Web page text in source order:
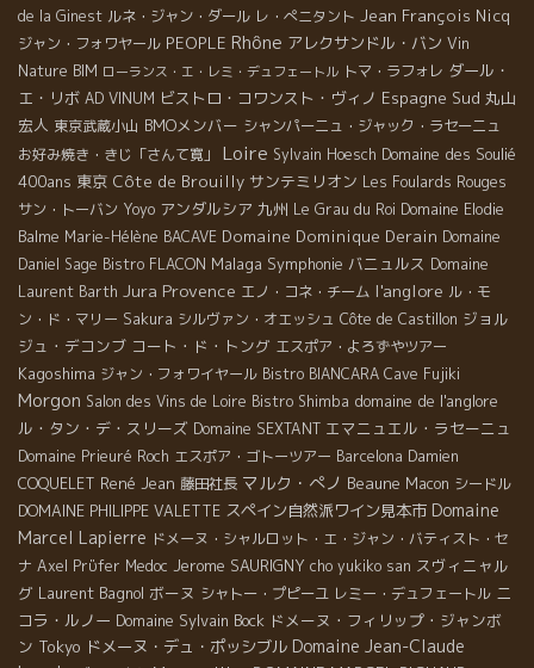
de la Ginest ルネ・ジャン・ダール レ・ぺニタント Jean François Nicq
ジャン・フォワヤール PEOPLE Rhône アレクサンドル・バン Vin
Nature BIM ローランス・エ・レミ・デュフェートル トマ・ラフォレ ダール・
エ・リボ AD VINUM ビストロ・コワンスト・ヴィノ Espagne Sud 丸山
宏人 東京武蔵小山 BMOメンバー シャンパーニュ・ジャック・ラセーニュ
お好み焼き・きじ「さんて寛」
Loire Sylvain Hoesch Domaine des Soulié
400ans 東京 Côte de Brouilly サンテミリオン Les Foulards Rouges
サン・トーバン Yoyo アンダルシア 九州 Le Grau du Roi Domaine Elodie
Balme Marie-Hélène BACAVE Domaine Dominique Derain Domaine
Daniel Sage Bistro FLACON Malaga Symphonie バニュルス Domaine
Laurent Barth Jura Provence エノ・コネ・チーム l'anglore ル・モ
ン・ド・マリー Sakura シルヴァン・オエッシュ Côte de Castillon ジョル
ジュ・デコンブ コート・ド・トング エスポア・よろずやツアー
Kagoshima ジャン・フォワイヤール Bistro BIANCARA Cave Fujiki
Morgon Salon des Vins de Loire Bistro Shimba domaine de l'anglore
ル・タン・デ・スリーズ Domaine SEXTANT エマニュエル・ラセーニュ
Domaine Prieuré Roch エスポア・ゴトーツアー Barcelona Damien
COQUELET René Jean 藤田社長 マルク・ぺノ Beaune Macon シードル
DOMAINE PHILIPPE VALETTE スペイン自然派ワイン見本市 Domaine
Marcel Lapierre ドメーヌ・シャルロット・エ・ジャン・バティスト・セ
ナ Axel Prϋfer Medoc Jerome SAURIGNY cho yukiko san スヴィニャル
グ Laurent Bagnol ボーヌ シャトー・プピーユ レミー・デュフェートル ニ
コラ・ルノー Domaine Sylvain Bock ドメーヌ・フィリップ・ジャンボ
ン Tokyo ドメーヌ・デュ・ポッシブル Domaine Jean-Claude